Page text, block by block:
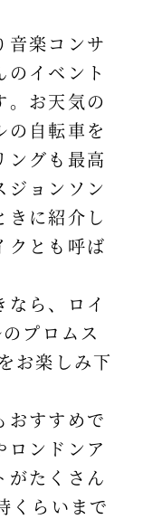
音楽コンサ
イベント
。お天気の
の自転車を
ングも最高
ジョンソン
きに紹介し
クとも呼ば
ら、ロイ
プロムス
お楽しみ下
おすすめで
ロンドンア
がたくさん
くらいまで